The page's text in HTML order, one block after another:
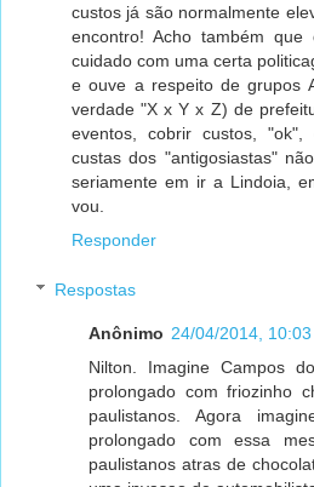
custos já são normalmente
encontro! Acho também
cuidado com uma certa
e ouve a respeito de grupos
verdade "X x Y x Z) de
eventos, cobrir custos,
custas dos "antigosiastas"
seriamente em ir a Lindoia,
vou.
Responder
Respostas
Anônimo 24/04/2014, 10:03
Nilton. Imagine Campos
prolongado com friozinho
paulistanos. Agora
prolongado com essa
paulistanos atras de